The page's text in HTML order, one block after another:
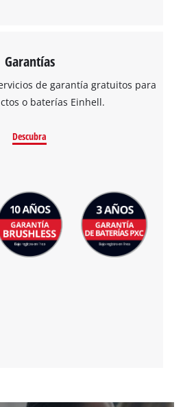
Garantías
de garantía gratuitos para
o baterías Einhell.
Descubra